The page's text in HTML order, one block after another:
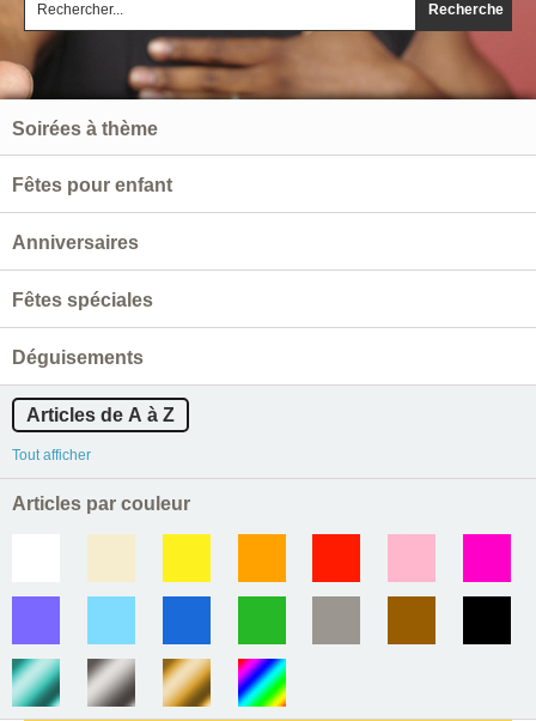
Recherche
Soirées à thème
Fêtes pour enfant
Anniversaires
Fêtes spéciales
Déguisements
Articles de A à Z
Tout afficher
Articles par couleur